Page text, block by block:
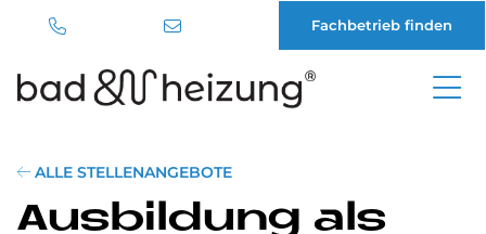
Inhalt
Fachbetrieb finden
ALLE STELLENANGEBOTE
Aus­bil­dung als